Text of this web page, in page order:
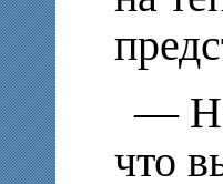
—
что